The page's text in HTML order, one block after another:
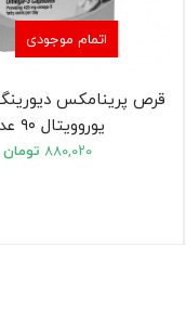
اتمام موجودی
قرص پرینامکس
یوروویتال ۹۰ عدد
۸۸۰,۰۲۰ تومان